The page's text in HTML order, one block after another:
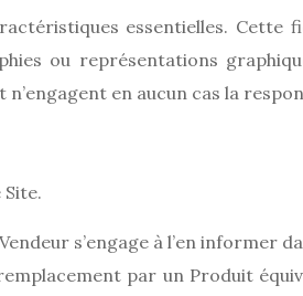
essentielles. Cette
ou représentations
en aucun cas la
s’engage à l’en informer
par un Produit